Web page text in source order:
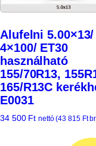
Alufelni 5.00×13/
4×100/ ET30
használható
155/70R13,
165/R13C
E0031
34 500 Ft nettó (43 815 Ft